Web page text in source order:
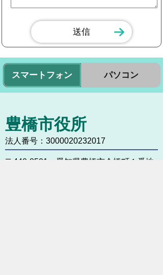
スマートフォン パソコン
豊橋市役所
法人番号：3000020232017
〒440-8501 愛知県豊橋市今橋町１番地